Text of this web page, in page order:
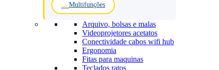
Multifunções
Arquivo, bolsas e malas
Videoprojetores acetatos
Conectividade cabos wifi hub
Ergonomia
Fitas para maquinas
Teclados ratos